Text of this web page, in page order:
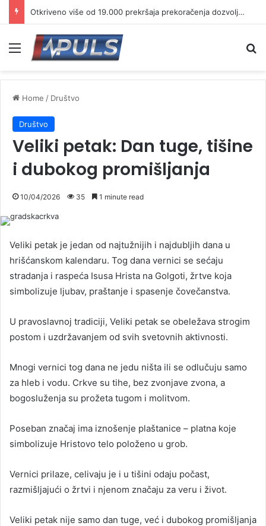
Otkriveno više od 19.000 prekršaja prekoračenja dozvoljene brzine
Menu
Home / Društvo
Društvo
Veliki petak: Dan tuge, tišine
i dubokog promišljanja
10/04/2026 35 1 minute read
Veliki petak je jedan od najtužnijih i najdubljih dana u
hrišćanskom kalendaru. Tog dana vernici se sećaju
stradanja i raspeća Isusa Hrista na Golgoti, žrtve koja
simbolizuje ljubav, praštanje i spasenje čovečanstva.
U pravoslavnoj tradiciji, Veliki petak se obeležava strogim
postom i uzdržavanjem od svih svetovnih aktivnosti.
Mnogi vernici tog dana ne jedu ništa ili se odlučuju samo
za hleb i vodu. Crkve su tihe, bez zvonjave zvona, a
bogosluženja su prožeta tugom i molitvom.
Poseban značaj ima iznošenje plaštanice – platna koje
simbolizuje Hristovo telo položeno u grob.
Vernici prilaze, celivaju je i u tišini odaju počast,
razmišljajući o žrtvi i njenom značaju za veru i život.
Veliki petak nije samo dan tuge, već i dubokog promišljanja